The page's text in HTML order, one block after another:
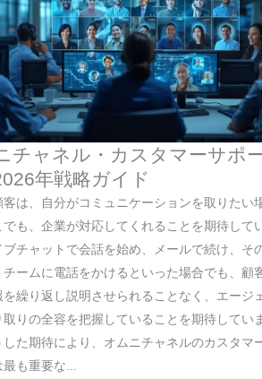
チャネル・カスタマーサポ
年戦略ガイド
客は、自分がコミュニケーションを取りたい
でも、企業が対応してくれることを期待して
ブチャットで会話を始め、メールで続け、そ
チームに電話をかけるといった場合でも、顧
を繰り返し説明させられることなく、エージ
取りの全容を把握していることを期待してい
した期待により、オムニチャネルのカスタマ
最も重要な...